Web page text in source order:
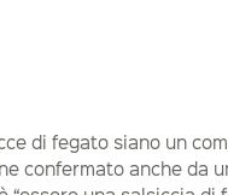
di fegato siano un
confermato anche da